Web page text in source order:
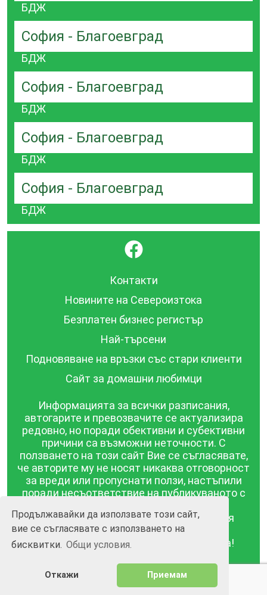
Продължавайки да използвате този сайт,
вие се съгласявате с използването на
бисквитки. Общи условия.
Откажи Приемам
БДЖ
София - Благоевград
БДЖ
София - Благоевград
БДЖ
София - Благоевград
БДЖ
София - Благоевград
БДЖ
}
Контакти
Новините на Североизтока
Безплатен бизнес регистър
Най-търсени
Подновяване на връзки със стари клиенти
Сайт за домашни любимци
Информацията за всички разписания,
автогарите и превозвачите се актуализира
редовно, но поради обективни и субективни
причини са възможни неточности. С
ползването на този сайт Вие се съгласявате,
че авторите му не носят никаква отговорност
за вреди или пропуснати ползи, настъпили
поради несъответствие на публикуваното с
публикувана в този сайт се предоставя
такава каквато е, без гаранция за
съответствието ѝ с действителността!
BGrazpisanie.com © 2008 - 2026, Всички права
Изработка на уебсайт и софтуер